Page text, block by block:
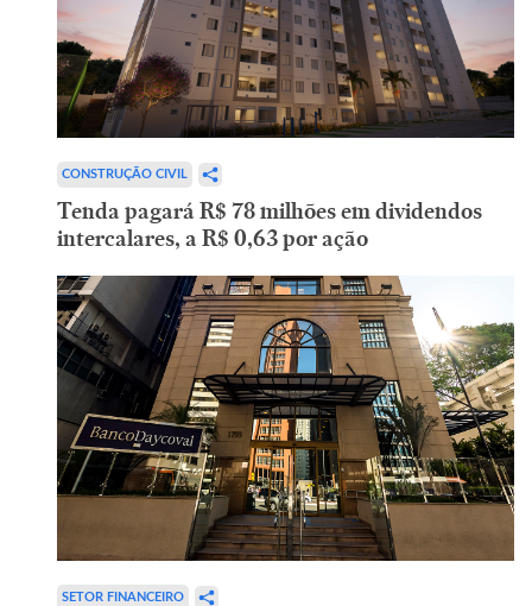
CONSTRUÇÃO CIVIL
Tenda pagará R$ 78 milhões em dividendos
intercalares, a R$ 0,63 por ação
SETOR FINANCEIRO